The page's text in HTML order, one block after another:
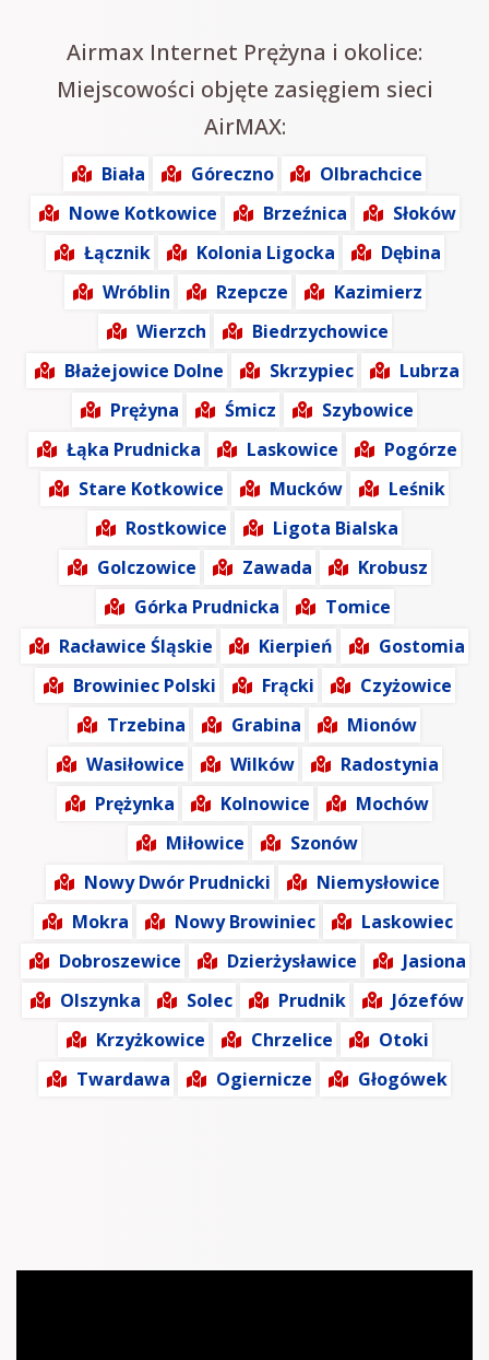
Airmax Internet Prężyna i okolice:
Miejscowości objęte zasięgiem sieci
AirMAX:
Biała Góreczno
Olbrachcice
Nowe Kotkowice
Brzeźnica
Słoków
Łącznik
Kolonia Ligocka
Dębina
Wróblin
Rzepcze
Kazimierz
Wierzch
Biedrzychowice
Błażejowice Dolne
Skrzypiec
Lubrza
Prężyna
Śmicz
Szybowice
Łąka Prudnicka
Laskowice
Pogórze
Stare Kotkowice
Mucków
Leśnik
Rostkowice
Ligota Bialska
Golczowice
Zawada
Krobusz
Górka Prudnicka
Tomice
Racławice Śląskie
Kierpień
Gostomia
Browiniec Polski
Frącki
Czyżowice
Trzebina
Grabina
Mionów
Wasiłowice
Wilków
Radostynia
Prężynka
Kolnowice
Mochów
Miłowice
Szonów
Nowy Dwór Prudnicki
Niemysłowice
Mokra
Nowy Browiniec
Laskowiec
Dobroszewice
Dzierżysławice
Jasiona
Olszynka
Solec Prudnik
Józefów
Krzyżkowice
Chrzelice
Otoki
Twardawa
Ogiernicze Głogówek